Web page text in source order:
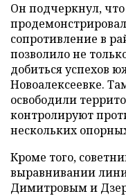
Он подчеркнул,
сопротивление в
позволило не
добиться успехов
Новоалексеевке.
освободили
контролируют
нескольких
Кроме того,
выравнивании
Димитровым и